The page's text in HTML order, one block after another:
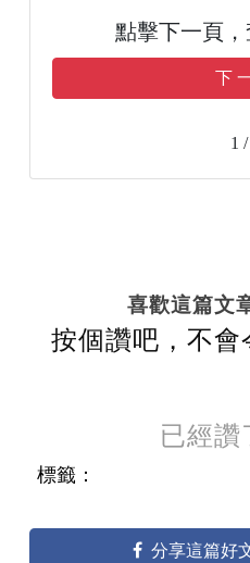
點擊下一頁
下
1
喜歡這篇文
按個讚吧，不會
已經讚
標籤：
分享這篇好